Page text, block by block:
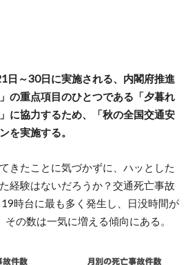
日～30日に実施される、内閣府推進
の重点項目のひとつである「夕暮れ
に協力するため、「秋の全国交通安
を実施する。
きたことに気づかずに、ハッとした
経験はないだろうか？交通死亡事故
時台に最も多く発生し、日没時間が
の数は一気に増える傾向にある。